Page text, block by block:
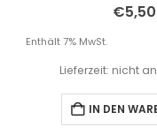
€5,50
Enthält 7% MwSt.
Lieferzeit: nicht
IN DEN